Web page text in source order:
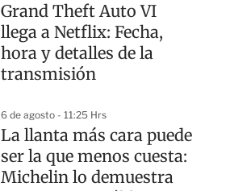
Grand Theft Auto VI
llega a Netflix: Fecha,
hora y detalles de la
transmisión
6 de agosto - 11:25 Hrs
La llanta más cara puede
ser la que menos cuesta:
Michelin lo demuestra